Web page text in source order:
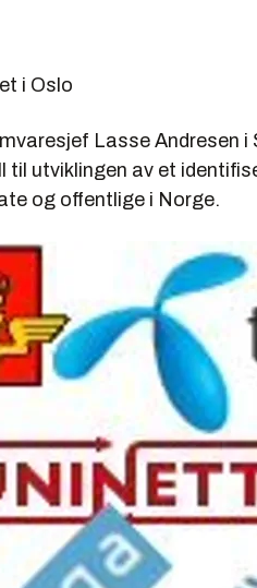
i Oslo
Lasse Andresen i
til utviklingen av et
og offentlige i Norge.